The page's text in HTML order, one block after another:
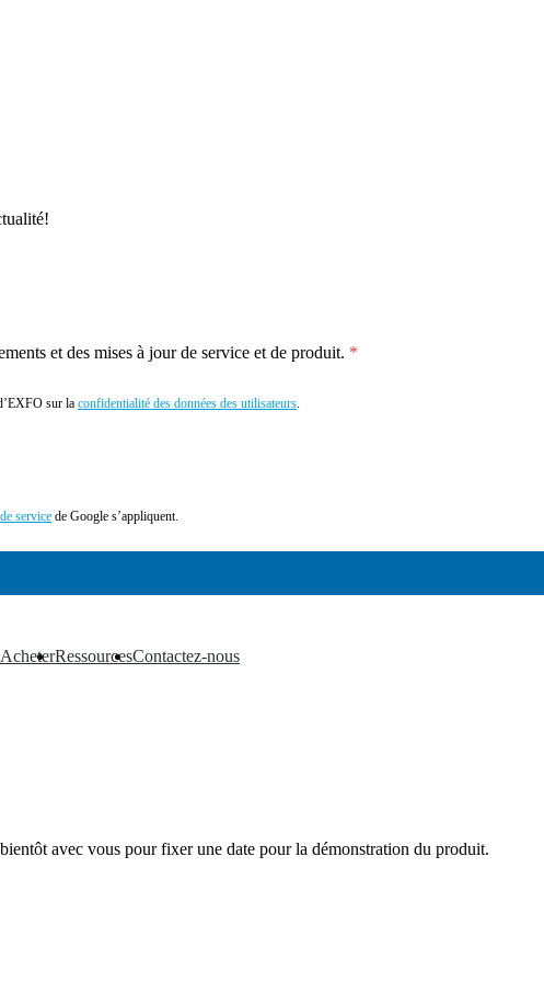
et des mises à jour de service et de produit.
sur la confidentialité des données des utilisateurs.
service de Google s’appliquent.
Acheter
▼ Ressources
▼ Contactez-nous
▼
avec vous pour fixer une date pour la démonstration du produit.